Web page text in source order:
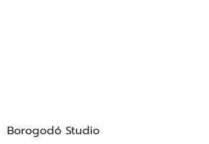
Borogodó Studio